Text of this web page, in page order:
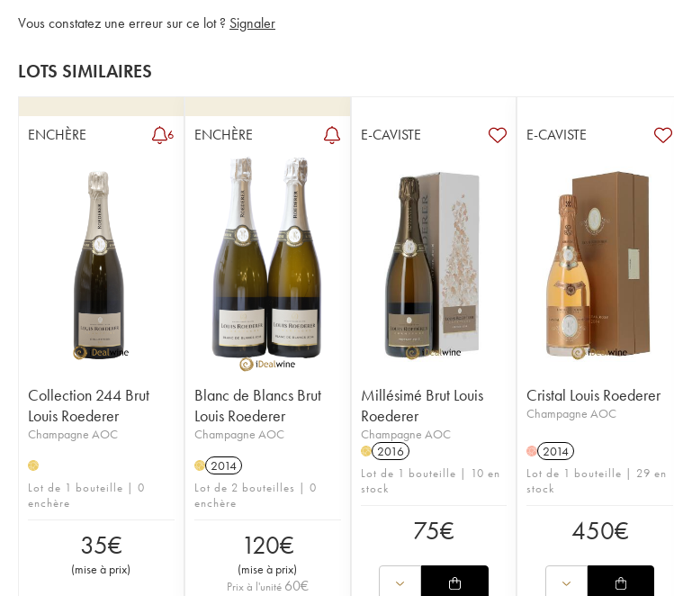
Vous constatez une erreur sur ce lot ? Signaler
LOTS SIMILAIRES
ENCHÈRE 6
Collection 244 Brut
Louis Roederer
Champagne AOC
H
Lot de 1 bouteille | 0
enchère
35€
(mise à prix)
ENCHÈRE
Blanc de Blancs Brut
Louis Roederer
Champagne AOC
H 2014
Lot de 2 bouteilles | 0
enchère
120€
(mise à prix)
Prix à l'unité 60€
E-CAVISTE
Millésimé Brut Louis
Roederer
Champagne AOC
H 2016
Lot de 1 bouteille | 10 en
stock
75€
E-CAVISTE
Cristal Louis Roederer
Champagne AOC
H 2014
Lot de 1 bouteille | 29 en
stock
450€